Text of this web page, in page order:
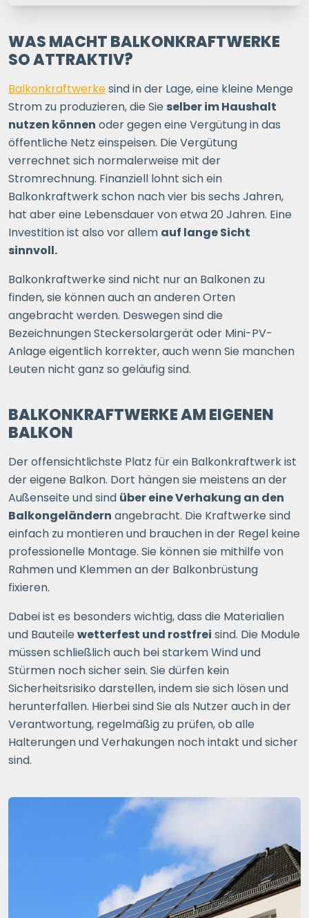
Ihre Postleitzahl
ERSPARNIS BERECHNEN
oderdirekt registrieren
WAS MACHT BALKONKRAFTWERKE
SO ATTRAKTIV?
Balkonkraftwerkesind in der Lage, eine kleine Menge
Strom zu produzieren, die Sie selber im Haushalt
nutzen können oder gegen eine Vergütung in das
öffentliche Netz einspeisen. Die Vergütung
verrechnet sich normalerweise mit der
Stromrechnung. Finanziell lohnt sich ein
Balkonkraftwerk schon nach vier bis sechs Jahren,
hat aber eine Lebensdauer von etwa 20 Jahren. Eine
Investition ist also vor allem auf lange Sicht
sinnvoll.
Balkonkraftwerke sind nicht nur an Balkonen zu
finden, sie können auch an anderen Orten
angebracht werden. Deswegen sind die
Bezeichnungen Steckersolargerät oder Mini-PV-
Anlage eigentlich korrekter, auch wenn Sie manchen
Leuten nicht ganz so geläufig sind.
BALKONKRAFTWERKE AM EIGENEN
BALKON
Der offensichtlichste Platz für ein Balkonkraftwerk ist
der eigene Balkon. Dort hängen sie meistens an der
Außenseite und sind über eine Verhakung an den
Balkongeländern angebracht. Die Kraftwerke sind
einfach zu montieren und brauchen in der Regel keine
professionelle Montage. Sie können sie mithilfe von
Rahmen und Klemmen an der Balkonbrüstung
fixieren.
Dabei ist es besonders wichtig, dass die Materialien
und Bauteile wetterfest und rostfrei sind. Die Module
müssen schließlich auch bei starkem Wind und
Stürmen noch sicher sein. Sie dürfen kein
Sicherheitsrisiko darstellen, indem sie sich lösen und
herunterfallen. Hierbei sind Sie als Nutzer auch in der
Verantwortung, regelmäßig zu prüfen, ob alle
Halterungen und Verhakungen noch intakt und sicher
sind.